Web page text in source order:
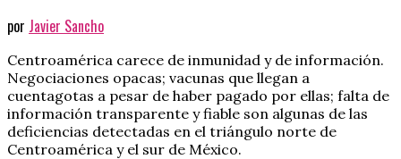
por Javier Sancho
Centroamérica carece de inmunidad y de información.
Negociaciones opacas; vacunas que llegan a
cuentagotas a pesar de haber pagado por ellas; falta de
información transparente y fiable son algunas de las
deficiencias detectadas en el triángulo norte de
Centroamérica y el sur de México.